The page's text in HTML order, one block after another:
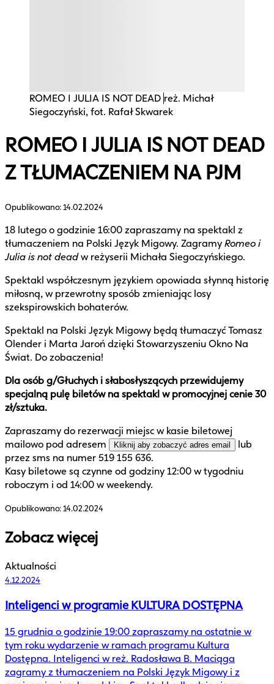
ROMEO I JULIA IS NOT DEAD reż. Michał
Siegoczyński, fot. Rafał Skwarek
ROMEO I JULIA IS NOT DEAD
Z TŁUMACZENIEM NA PJM
Opublikowano:14.02.2024
18 lutego o godzinie 16:00 zapraszamy na spektakl z
tłumaczeniem na Polski Język Migowy. Zagramy Romeo i
Julia is not deadw reżyserii Michała Siegoczyńskiego.
Spektakl współczesnym językiem opowiada słynną historię
miłosną, w przewrotny sposób zmieniając losy
szekspirowskich bohaterów.
Spektakl na Polski Język Migowy będą tłumaczyć Tomasz
Olender i Marta Jaroń dzięki Stowarzyszeniu Okno Na
Świat. Do zobaczenia!
Dla osób g/Głuchych i słabosłyszących przewidujemy
specjalną pulę biletów na spektakl w promocyjnej cenie 30
zł/sztuka.
Zapraszamy do rezerwacji miejsc w kasie biletowej
mailowo pod adresem
Kliknij aby zobaczyć adres email
lub
przez sms na numer 519 155 636.
Kasy biletowe są czynne od godziny 12:00 w tygodniu
roboczym i od 14:00 w weekendy.
Opublikowano:14.02.2024
Zobacz więcej
Aktualności
4.12.2024
Inteligenci w programie KULTURA DOSTĘPNA
15 grudnia o godzinie 19:00 zapraszamy na ostatnie w
tym roku wydarzenie w ramach programu Kultura
Dostępna. Inteligenci w reż. Radosława B. Maciąga
zagramy z tłumaczeniem na Polski Język Migowy i z